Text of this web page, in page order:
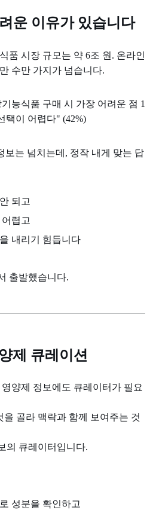
운 이유가 있습니다
품 시장 규모는 약 6조 원. 온라인
수만 가지가 넘습니다.
능식품 구매 시 가장 어려운 점 1
택이 어렵다" (42%)
보는 넘치는데, 정작 내게 맞는 답
되고
렵고
내리기 힘듭니다
출발했습니다.
제 큐레이션
양제 정보에도 큐레이터가 필요
골라 맥락과 함께 보여주는 것
의 큐레이터입니다.
성분을 확인하고